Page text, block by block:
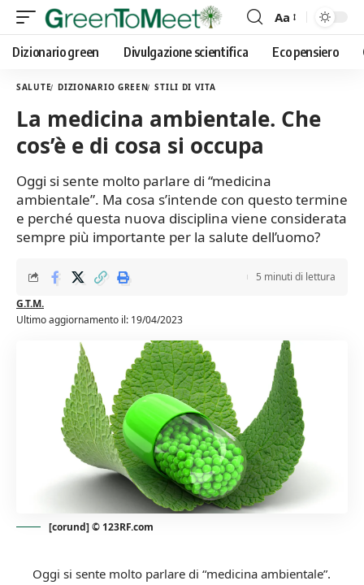
Font
Resizer
Aa
Dizionario green Divulgazione scientifica Eco pensiero
SALUTE DIZIONARIO GREEN STILI DI VITA
La medicina ambientale. Che
cos’è e di cosa si occupa
Oggi si sente molto parlare di “medicina
ambientale”. Ma cosa s’intende con questo termine
e perché questa nuova disciplina viene considerata
sempre più importante per la salute dell’uomo?
Ultimo aggiornamento il: 19/04/2023
G.T.M.
5 minuti di lettura
[corund] © 123RF.com
Oggi si sente molto parlare di “medicina ambientale”.